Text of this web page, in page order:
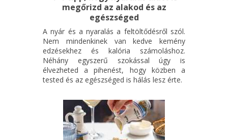
választ megleltél, add le a megoldásokat az Oktatóteremben,
hogy részt vehess a sorsoláson, ahol egy értékes, izgalmas
nyereményt sorsolunk ki.
További részletek hamarosan!
A medve jelmezben/álarcban érkező látogatók a kombinált
kedvezményt kapnak.
megőrizd az alakod és az
egészséged
A nyár és a nyaralás a feltöltődésről szól.
Nem mindenkinek van kedve kemény
edzésekhez és kalória számoláshoz.
Néhány egyszerű szokással úgy is
élvezheted a pihenést, hogy közben a
tested és az egészséged is hálás lesz érte.